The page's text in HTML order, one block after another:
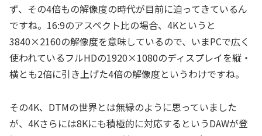
ず、その4倍もの解像度の時代が目前に迫ってきているん
ですね。16:9のアスペクト比の場合、4Kというと
3840×2160の解像度を意味しているので、いまPCで広く
使われているフルHDの1920×1080のディスプレイを縦・
横とも2倍に引き上げた4倍の解像度というわけですね。
その4K、DTMの世界とは無縁のように思っていました
が、4Kさらには8Kにも積極的に対応するというDAWが登